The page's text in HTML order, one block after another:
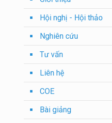
Hội nghị - Hội thảo
Nghiên cứu
Tư vấn
Liên hệ
COE
Bài giảng